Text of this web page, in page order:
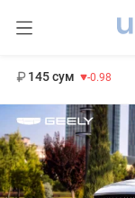
145 сум -0.98